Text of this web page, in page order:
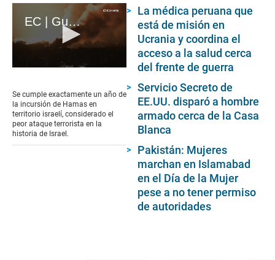
EC | Guerra en Gaza: A un año del ataque mortal de Hamás en Israel (loop)
of
17
seconds
Se cumple exactamente un año de
la incursión de Hamas en
territorio israelí, considerado el
peor ataque terrorista en la
historia de Israel.
La médica peruana que
está de misión en
Ucrania y coordina el
acceso a la salud cerca
del frente de guerra
Servicio Secreto de
EE.UU. disparó a hombre
armado cerca de la Casa
Blanca
Pakistán: Mujeres
marchan en Islamabad
en el Día de la Mujer
pese a no tener permiso
de autoridades